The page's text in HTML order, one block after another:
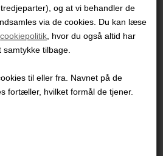
og at vi behandler de
via de cookies. Du kan læse
cookiepolitik, hvor du også altid har
tilbage.
til eller fra. Navnet på de
fortæller, hvilket formål de tjener.